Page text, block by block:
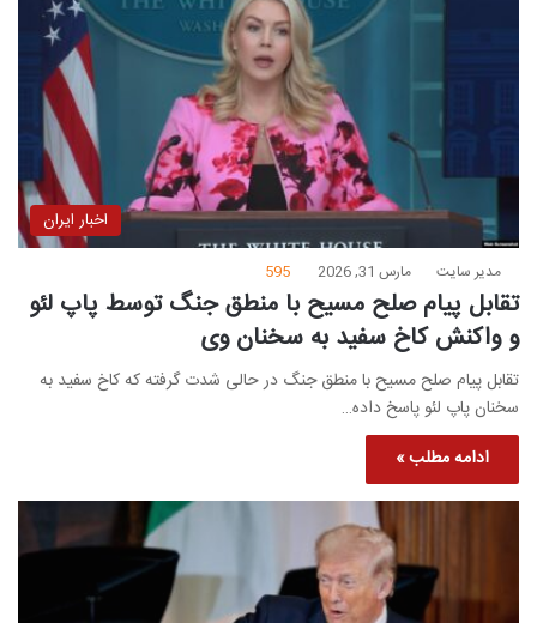
اخبار ایران
مدیر سایت مارس 31, 2026 595
تقابل پیام صلح مسیح با منطق جنگ توسط پاپ لئو
و واکنش کاخ سفید به سخنان وی
تقابل پیام صلح مسیح با منطق جنگ در حالی شدت گرفته که کاخ سفید به
سخنان پاپ لئو پاسخ داده…
ادامه مطلب »